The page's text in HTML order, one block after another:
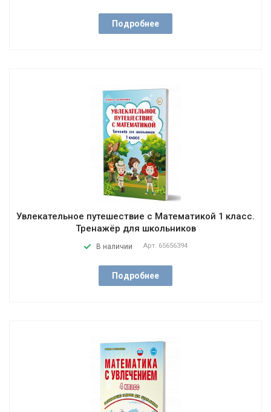
Подробнее
Увлекательное путешествие с Математикой 1 класс.
Тренажёр для школьников
В наличии Арт. 65656394
Подробнее